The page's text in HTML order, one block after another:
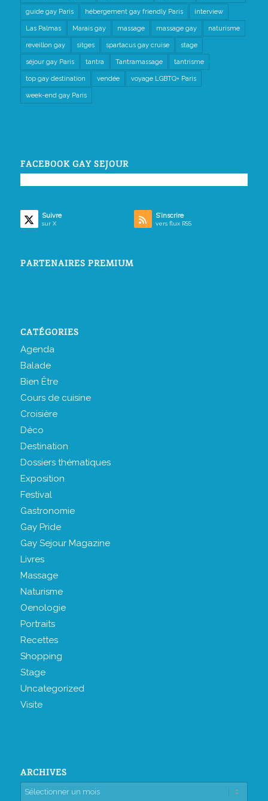
guide gay Paris hébergement gay friendly Paris interview
Las Palmas Marais gay massage massage gay naturisme
reveillon gay sitges spartacus gay cruise stage
séjour gay Paris tantra Tantramassage tantrisme
top gay destination vendée voyage LGBTQ+ Paris
week-end gay Paris
FACEBOOK GAY SEJOUR
Suivre
sur X
S’inscrire
vers flux RSS
PARTENAIRES PREMIUM
CATÉGORIES
Agenda
Balade
Bien Être
Cours de cuisine
Croisière
Déco
Destination
Dossiers thématiques
Exposition
Festival
Gastronomie
Gay Pride
Gay Sejour Magazine
Livres
Massage
Naturisme
Oenologie
Portraits
Recettes
Shopping
Stage
Uncategorized
Visite
ARCHIVES